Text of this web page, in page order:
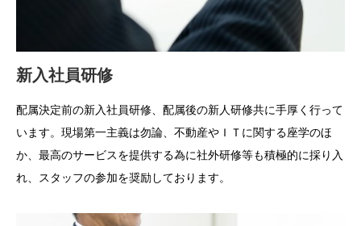
新入社員研修
配属決定前の新入社員研修、 配属後の新人研修共に手厚く行って
います。現場第一主義は勿論、 不動産やＩＴに関する座学のほ
か、 最高のサービスを提供する為に社外研修等も積極的に採り入
れ、 スタッフの参加を奨励しております。